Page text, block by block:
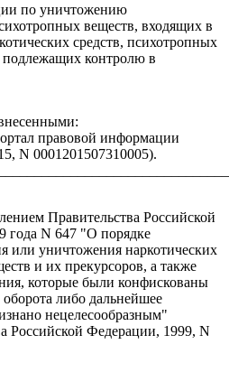
по уничтожению
веществ, входящих в
средств, психотропных
подлежащих контролю в
правовой информации
N 0001201507310005).
Правительства Российской
года N 647 "О порядке
или уничтожения наркотических
и их прекурсоров, а также
которые были конфискованы
либо дальнейшее
нецелесообразным"
Российской Федерации, 1999, N